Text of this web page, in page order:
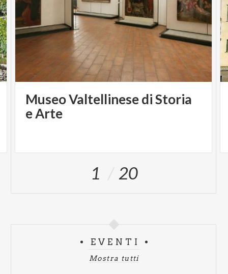
Museo Valtellinese di Storia
e Arte
1 20
EVENTI
Mostra tutti